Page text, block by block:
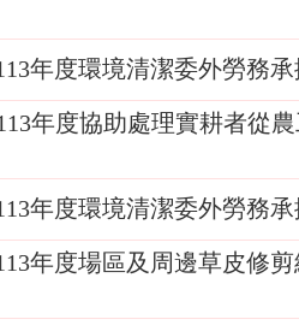
年度環境清潔委外勞務
年度協助處理實耕者從
年度環境清潔委外勞務
年度場區及周邊草皮修